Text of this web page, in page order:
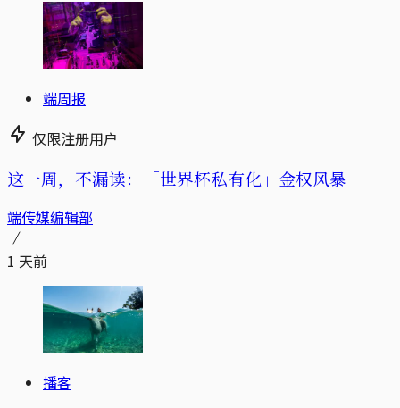
端周报
仅限注册用户
这一周，不漏读：「世界杯私有化」金权风暴
端传媒编辑部
1 天前
播客